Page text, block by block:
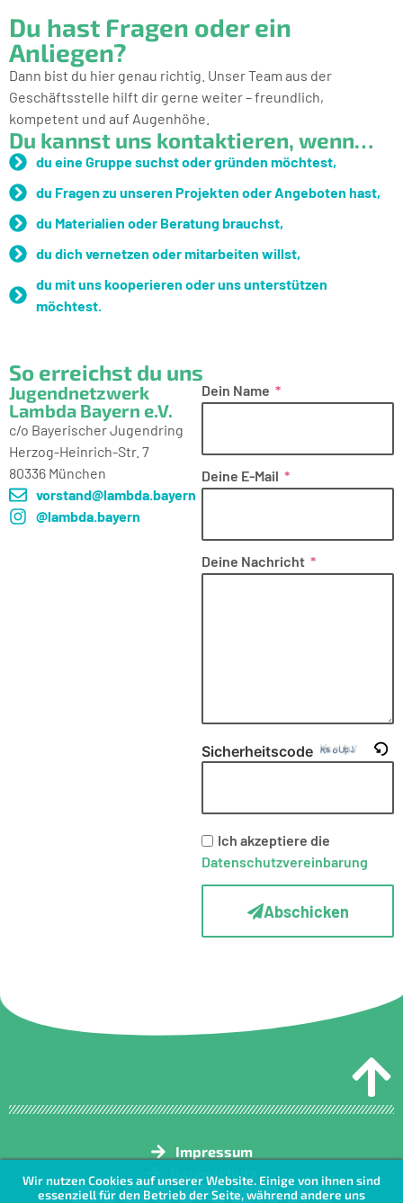
Du hast Fragen oder ein
Anliegen?
Dann bist du hier genau richtig. Unser Team aus der
Geschäftsstelle hilft dir gerne weiter – freundlich,
kompetent und auf Augenhöhe.
Du kannst uns kontaktieren, wenn…
du eine Gruppe suchst oder gründen möchtest,
du Fragen zu unseren Projekten oder Angeboten hast,
du Materialien oder Beratung brauchst,
du dich vernetzen oder mitarbeiten willst,
du mit uns kooperieren oder uns unterstützen
möchtest.
So erreichst du uns
Jugendnetzwerk
Lambda Bayern e.V.
c/o Bayerischer Jugendring
Herzog-Heinrich-Str. 7
80336 München
vorstand@lambda.bayern
@lambda.bayern
Dein Name
Deine E-Mail
Deine Nachricht
Sicherheitscode
Ich akzeptiere die
Datenschutzvereinbarung
Abschicken
Impressum
Datenschutz
Wir nutzen Cookies auf unserer Website. Einige von ihnen sind
essenziell für den Betrieb der Seite, während andere uns